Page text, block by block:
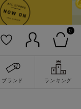
0
ブランド ランキング